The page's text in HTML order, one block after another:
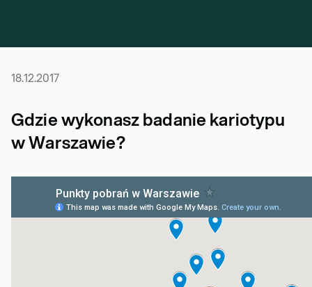
18.12.2017
Gdzie wykonasz badanie kariotypu
w Warszawie?